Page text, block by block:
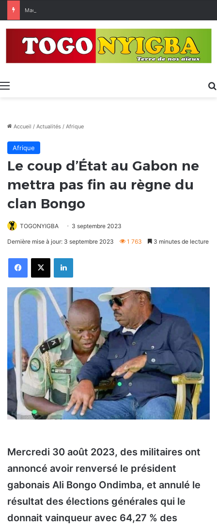
Menu
Accueil / Actualités / Afrique
Afrique
Le coup d’État au Gabon ne
mettra pas fin au règne du
clan Bongo
TOGONYIGBA 3 septembre 2023
Dernière mise à jour: 3 septembre 2023 1 763 3 minutes de lecture
FacebookX Linkedin
Mercredi 30 août 2023, des militaires ont
annoncé avoir renversé le président
gabonais Ali Bongo Ondimba, et annulé le
résultat des élections générales qui le
donnait vainqueur avec 64,27 % des